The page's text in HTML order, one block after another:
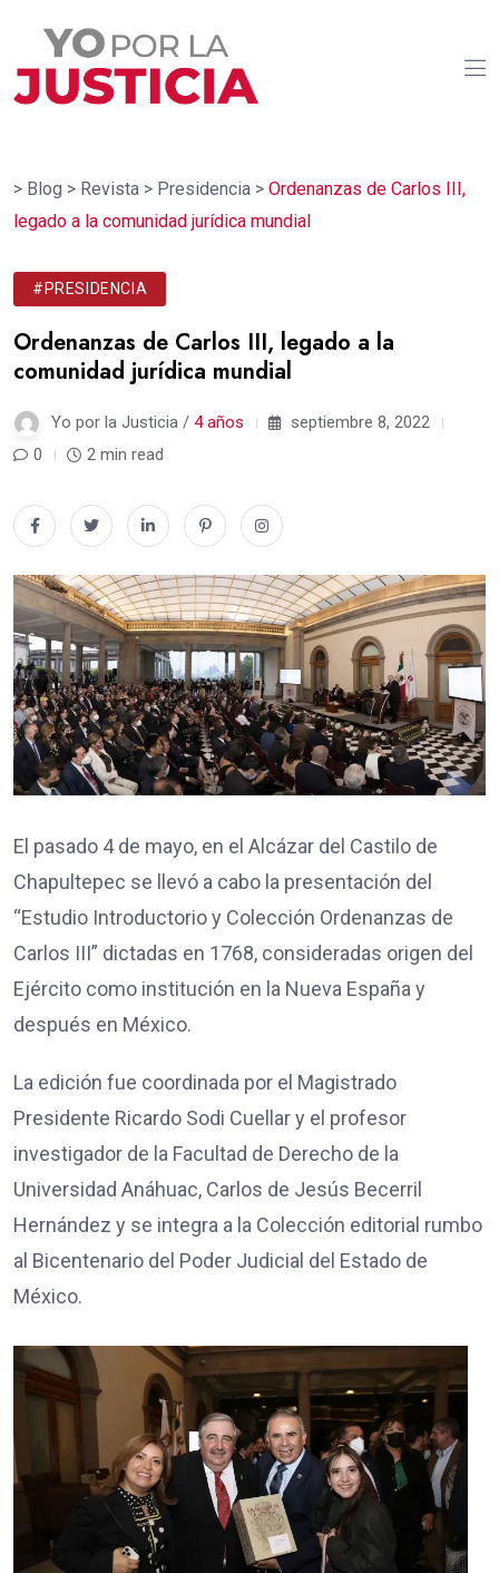
> Blog > Revista > Presidencia > Ordenanzas de Carlos III,
legado a la comunidad jurídica mundial
#PRESIDENCIA
Ordenanzas de Carlos III, legado a la
comunidad jurídica mundial
Yo por la Justicia / 4 años
septiembre 8, 2022
0
2 min read
El pasado 4 de mayo, en el Alcázar del Castilo de
Chapultepec se llevó a cabo la presentación del
“Estudio Introductorio y Colección Ordenanzas de
Carlos III” dictadas en 1768, consideradas origen del
Ejército como institución en la Nueva España y
después en México.
La edición fue coordinada por el Magistrado
Presidente Ricardo Sodi Cuellar y el profesor
investigador de la Facultad de Derecho de la
Universidad Anáhuac, Carlos de Jesús Becerril
Hernández y se integra a la Colección editorial rumbo
al Bicentenario del Poder Judicial del Estado de
México.